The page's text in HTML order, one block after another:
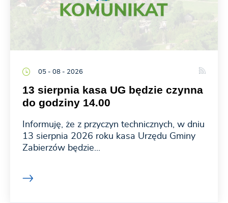
05 - 08 - 2026
13 sierpnia kasa UG będzie czynna
do godziny 14.00
Informuję, że z przyczyn technicznych, w dniu
13 sierpnia 2026 roku kasa Urzędu Gminy
Zabierzów będzie...